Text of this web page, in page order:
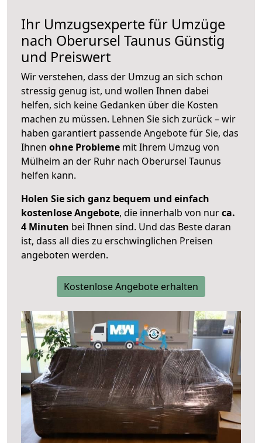
Ihr Umzugsexperte für Umzüge
nach Oberursel Taunus Günstig
und Preiswert
Wir verstehen, dass der Umzug an sich schon
stressig genug ist, und wollen Ihnen dabei
helfen, sich keine Gedanken über die Kosten
machen zu müssen. Lehnen Sie sich zurück – wir
haben garantiert passende Angebote für Sie, das
Ihnen ohne Probleme mit Ihrem Umzug von
Mülheim an der Ruhr nach Oberursel Taunus
helfen kann.
Holen Sie sich ganz bequem und einfach
kostenlose Angebote, die innerhalb von nurca.
4 Minuten bei Ihnen sind. Und das Beste daran
ist, dass all dies zu erschwinglichen Preisen
angeboten werden.
Kostenlose Angebote erhalten